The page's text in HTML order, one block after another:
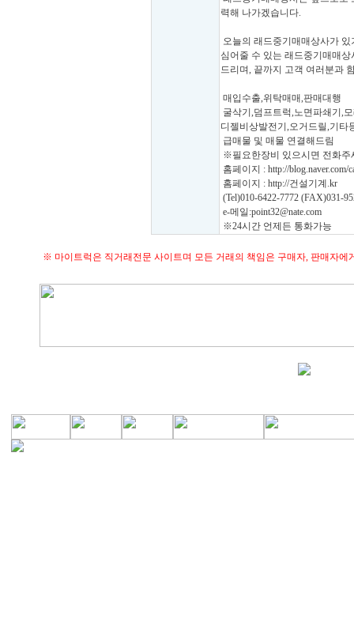
력해 나가겠습니다.
오늘의 래드중기매매상사가
심어줄 수 있는 래드중기매매
드리며, 끝까지 고객 여러분과
매입수출,위탁매매,판매대행
굴삭기,덤프트럭,노면파쇄기,
디젤비상발전기,오거드릴,기타
급매물 및 매물 연결해드림
※필요한장비 있으시면 전화주
홈페이지 : http://blog.naver.com/
홈페이지 : http://건설기계.kr
(Tel)010-6422-7772 (FAX)031-
e-메일:point32@nate.com
※24시간 언제든 통화가능
※ 마이트럭은 직거래전문 사이트며 모든 거래의 책임은 구매자, 판매자에